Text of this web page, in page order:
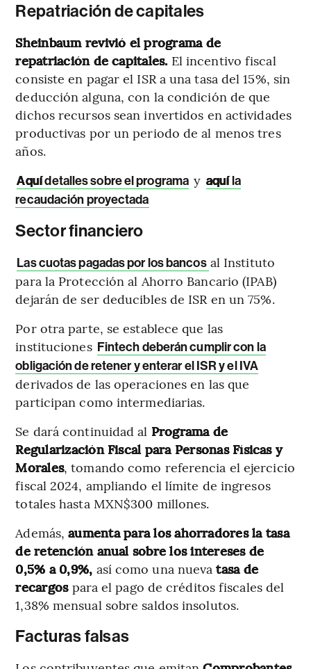
Repatriación de capitales
Sheinbaum revivió el programa de
repatriación de capitales. El incentivo fiscal
consiste en pagar el ISR a una tasa del 15%, sin
deducción alguna, con la condición de que
dichos recursos sean invertidos en actividades
productivas por un periodo de al menos tres
años.
Aquídetalles sobre el programa y aquíla
recaudación proyectada
Sector financiero
Las cuotas pagadas por los bancos al Instituto
para la Protección al Ahorro Bancario (IPAB)
dejarán de ser deducibles de ISR en un 75%.
Por otra parte, se establece que las
instituciones Fintech deberán cumplir con la
obligación de retener y enterar el ISR y el IVA
derivados de las operaciones en las que
participan como intermediarias.
Se dará continuidad al Programa de
Regularización Fiscal para Personas Físicas y
Morales, tomando como referencia el ejercicio
fiscal 2024, ampliando el límite de ingresos
totales hasta MXN$300 millones.
Además,aumenta para los ahorradores la tasa
de retención anual sobre los intereses de
0,5% a 0,9%, así como una nuevatasa de
recargos para el pago de créditos fiscales del
1,38% mensual sobre saldos insolutos.
Facturas falsas